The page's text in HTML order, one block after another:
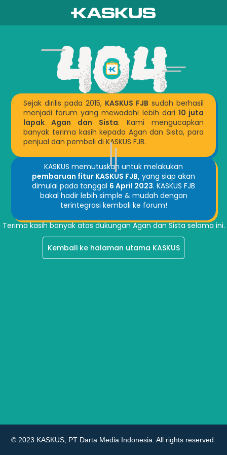
Sejak dirilis pada 2015, KASKUS FJB sudah berhasil
menjadi forum yang mewadahi lebih dari 10 juta
lapak Agan dan Sista. Kami mengucapkan
banyak terima kasih kepada Agan dan Sista, para
penjual dan pembeli di KASKUS FJB.
KASKUS memutuskan untuk melakukan
pembaruan fitur KASKUS FJB, yang siap akan
dimulai pada tanggal 6 April 2023. KASKUS FJB
bakal hadir lebih simple & mudah dengan
terintegrasi kembali ke forum!
Terima kasih banyak atas dukungan Agan dan Sista selama ini.
Kembali ke halaman utama KASKUS
© 2023 KASKUS, PT Darta Media Indonesia. All rights reserved.